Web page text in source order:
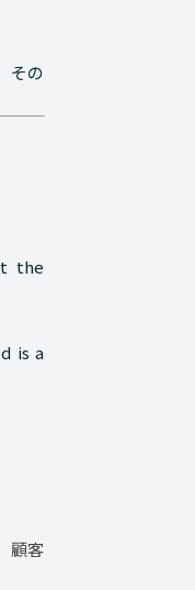
その
the
is a
顧客